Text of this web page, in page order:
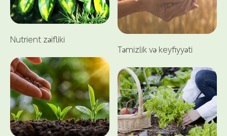
Nutrient zəifliki
Təmizlik və keyfiyyəti